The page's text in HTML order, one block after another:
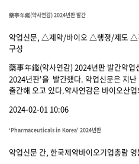
藥事年鑑(약사연감) 2024년판 발간
약업신문, △제약/바이오 △행정/제도 △
구성
藥事年鑑(약사연감) 2024년판 발간약
2024년판'을 발간했다. 약업신문은 지
출간해 오고 있다.약사연감은 바이오산
2024-02-01 10:06
‘Pharmaceuticals in Korea’ 2024년판
약업신문 간, 한국제약바이오기업총람